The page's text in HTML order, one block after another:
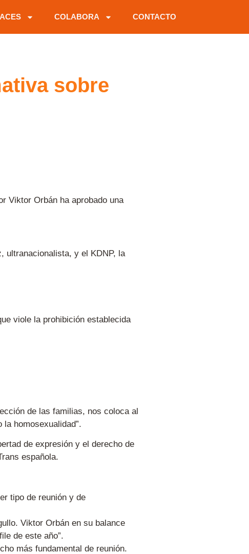
COLABORA CONTACTO
sobre
Viktor Orbán ha aprobado una
ultranacionalista, y el KDNP, la
viole la prohibición establecida
de las familias, nos coloca al
homosexualidad”.
de expresión y el derecho de
española.
tipo de reunión y de
Viktor Orbán en su balance
de este año”.
más fundamental de reunión.